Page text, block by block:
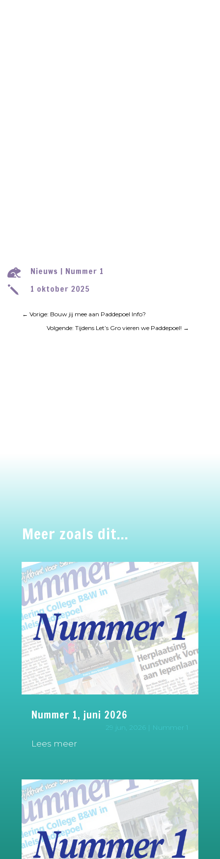
 Nieuws | Nummer 1
j 1 oktober 2025
← Vorige: Bouw jij mee aan Paddepoel Info?
Volgende: Tijdens Let’s Gro vieren we Paddepoel! →
Meer zoals dit…
Nummer 1, juni 2026
29 jun, 2026 | Nummer 1
Lees meer